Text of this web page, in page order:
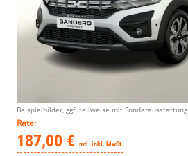
Beispielbilder, ggf. teilweise mit Sonderausstattung
Rate:
187,00 € mtl. inkl. MwSt.